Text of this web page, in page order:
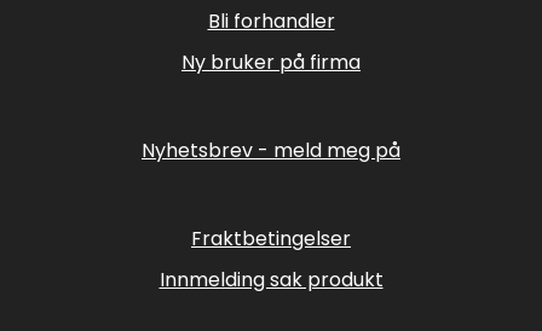
Bli forhandler
Ny bruker på firma
Nyhetsbrev - meld meg på
Fraktbetingelser
Innmelding sak produkt